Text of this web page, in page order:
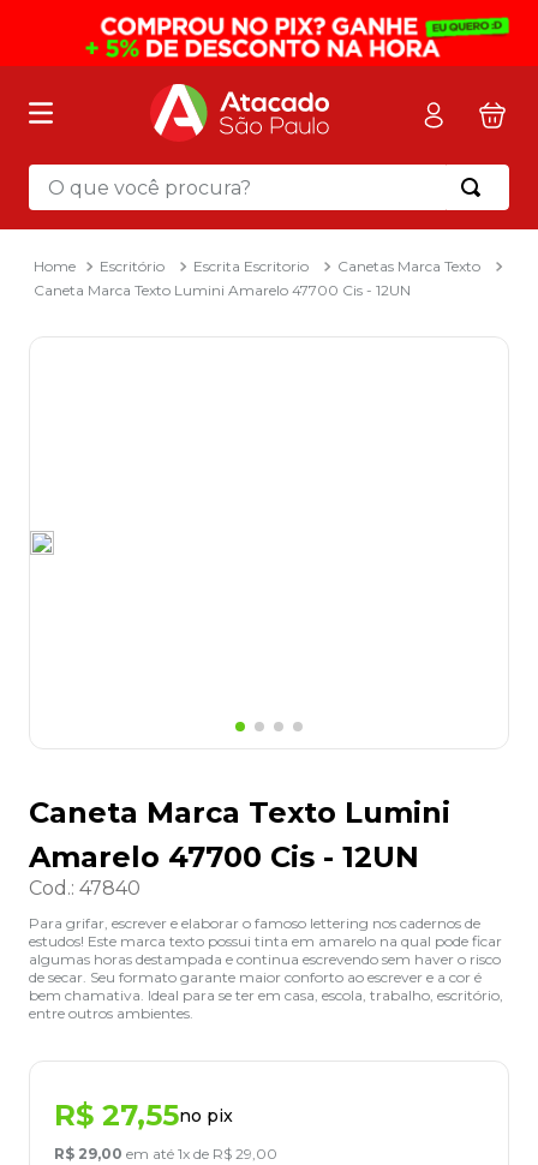
O que você procura?
Escritório Escrita Escritorio
Canetas Marca Texto
Caneta Marca Texto Lumini Amarelo 47700 Cis - 12UN
Caneta Marca Texto Lumini
Amarelo 47700 Cis - 12UN
Cod.: 47840
Para grifar, escrever e elaborar o famoso lettering nos cadernos de
estudos! Este marca texto possui tinta em amarelo na qual pode ficar
algumas horas destampada e continua escrevendo sem haver o risco
de secar. Seu formato garante maior conforto ao escrever e a cor é
bem chamativa. Ideal para se ter em casa, escola, trabalho, escritório,
entre outros ambientes.
R$ 27,55no pix
R$ 29,00 em até 1x de R$ 29,00
Termos mais buscados
mochila
2º sacola
3º papel toalha
8